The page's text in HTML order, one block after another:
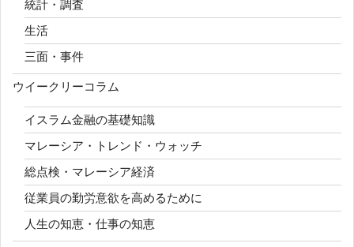
統計・調査
生活
三面・事件
ウイークリーコラム
イスラム金融の基礎知識
マレーシア・トレンド・ウォッチ
総点検・マレーシア経済
従業員の勤労意欲を高めるために
人生の知恵・仕事の知恵